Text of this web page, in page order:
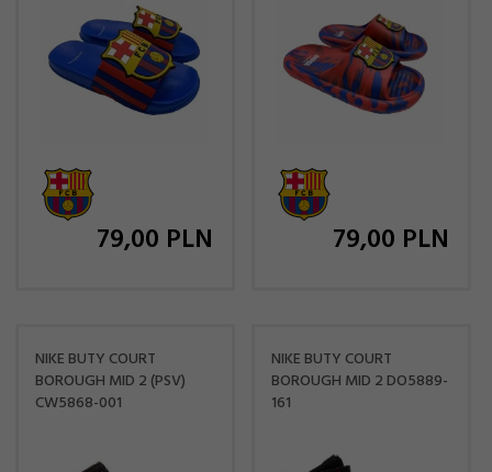
79,00 PLN 79,00 PLN
NIKE BUTY COURT
BOROUGH MID 2 (PSV)
CW5868-001
NIKE BUTY COURT
BOROUGH MID 2 DO5889-
161